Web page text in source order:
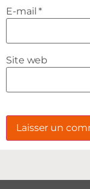
E-mail*
Site web